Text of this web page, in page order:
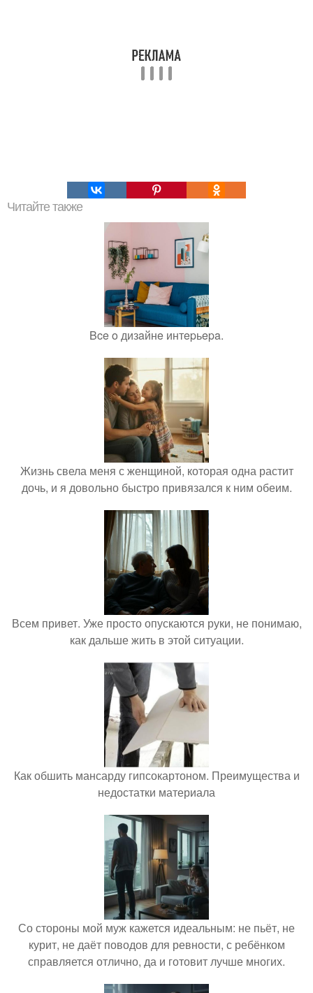
Читайте также
Bce o дизaйнe интepьepa.
Жизнь свела меня с женщиной, которая одна растит
дочь, и я довольно быстро привязался к ним обеим.
Всем привет. Уже просто опускаются руки, не понимаю,
как дальше жить в этой ситуации.
Как обшить мансарду гипсокартоном. Преимущества и
недостатки материала
Со стороны мой муж кажется идеальным: не пьёт, не
курит, не даёт поводов для ревности, с ребёнком
справляется отлично, да и готовит лучше многих.